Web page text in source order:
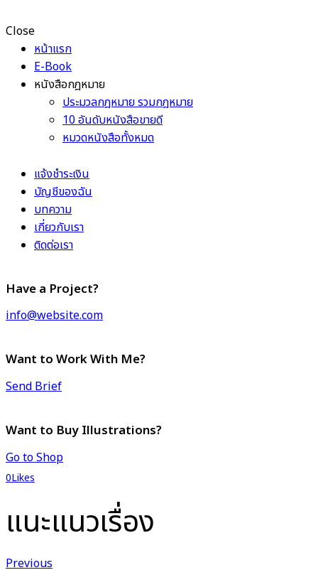
Close
หน้าแรก
E-Book
หนังสือกฎหมาย
ประมวลกฎหมาย รวมกฎหมาย
10 อันดับหนังสือขายดี
หมวดหนังสือทั้งหมด
แจ้งชำระเงิน
บัญชีของฉัน
บทความ
เกี่ยวกับเรา
ติดต่อเรา
Have a Project?
info@website.com
Want to Work With Me?
Send Brief
Want to Buy Illustrations?
Go to Shop
0Likes
แนะแนวเรื่อง
Previous